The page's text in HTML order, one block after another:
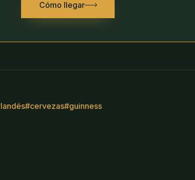
Cómo llegar
#cervezas#guinness